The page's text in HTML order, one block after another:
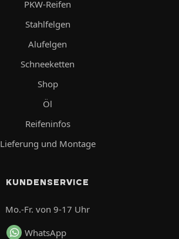
PKW-Reifen
Stahlfelgen
Alufelgen
Schneeketten
Shop
Öl
Reifeninfos
Lieferung und Montage
KUNDENSERVICE
Mo.-Fr. von 9-17 Uhr
WhatsApp